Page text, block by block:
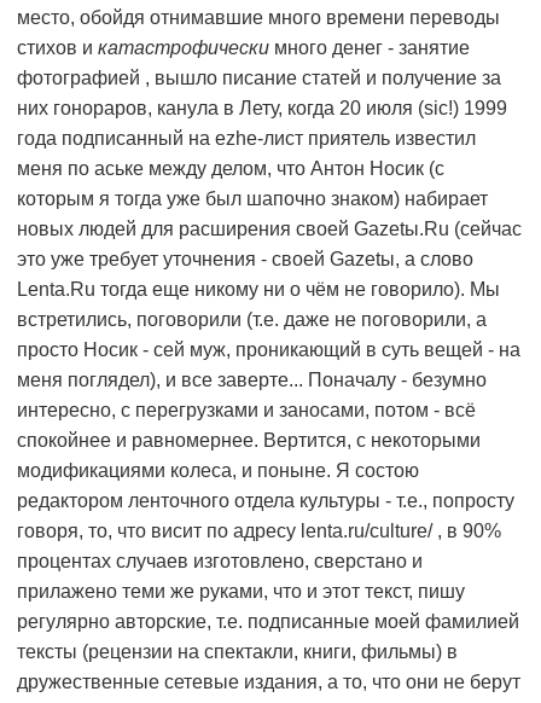
место, обойдя отнимавшие много времени переводы
стихов и катастрофически много денег - занятие
фотографией , вышло писание статей и получение за
них гонораров, канула в Лету, когда 20 июля (sic!) 1999
года подписанный на ezhe-лист приятель известил
меня по аське между делом, что Антон Носик (с
которым я тогда уже был шапочно знаком) набирает
новых людей для расширения своей Gazetы.Ru (сейчас
это уже требует уточнения - своей Gazetы, а слово
Lenta.Ru тогда еще никому ни о чём не говорило). Мы
встретились, поговорили (т.е. даже не поговорили, а
просто Носик - сей муж, проникающий в суть вещей - на
меня поглядел), и все заверте... Поначалу - безумно
интересно, с перегрузками и заносами, потом - всё
спокойнее и равномернее. Вертится, с некоторыми
модификациями колеса, и поныне. Я состою
редактором ленточного отдела культуры - т.е., попросту
говоря, то, что висит по адресу lenta.ru/culture/ , в 90%
процентах случаев изготовлено, сверстано и
прилажено теми же руками, что и этот текст, пишу
регулярно авторские, т.е. подписанные моей фамилией
тексты (рецензии на спектакли, книги, фильмы) в
дружественные сетевые издания, а то, что они не берут